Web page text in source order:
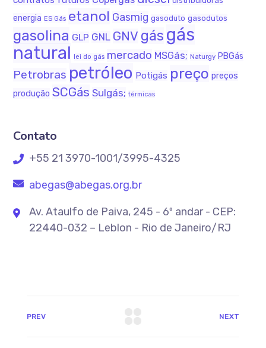
energia ES Gás etanol Gasmig gasoduto gasodutos
gasolina GLP GNL GNV gás gás
natural lei do gás mercado MSGás; Naturgy PBGás
Petrobras petróleo Potigás preço preços
produção SCGás Sulgás; térmicas
Contato
+55 21 3970-1001/3995-4325
abegas@abegas.org.br
Av. Ataulfo de Paiva, 245 - 6º andar - CEP:
22440-032 – Leblon - Rio de Janeiro/RJ
PREV NEXT